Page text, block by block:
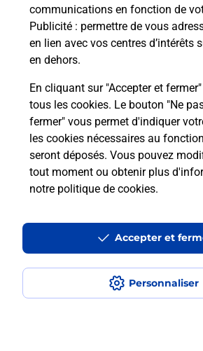
communications en fonction de
Publicité : permettre de vous
en lien avec vos centres d’intérêts
en dehors.
En cliquant sur "Accepter et
tous les cookies. Le bouton "Ne
fermer" vous permet d'indiquer
les cookies nécessaires au
seront déposés. Vous pouvez
tout moment ou obtenir plus
notre politique de cookies.
Personnaliser
Accepter et
En savoir plus
Questions
Comment retourner un
en ligne depuis votre boîte
Comment envoyer un colis
retour chez un e-
déplacer ?
Envoyer un petit colis au